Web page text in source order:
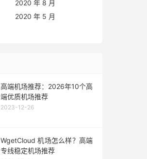
2020 年 8 月
2020 年 5 月
高端机场推荐：2026年10个高
端优质机场推荐
2023-12-26
WgetCloud 机场怎么样？高端
专线稳定机场推荐